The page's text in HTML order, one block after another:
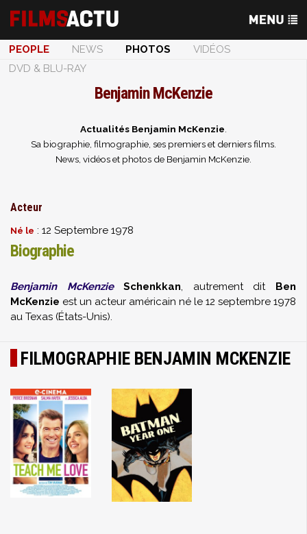
PEOPLE NEWS PHOTOS
VIDÉOS
DVD & BLU-RAY
Benjamin McKenzie
Actualités Benjamin McKenzie
Sa biographie, filmographie, ses premiers et derniers films.
News, vidéos et photos de Benjamin McKenzie.
Acteur
Né le : 12 Septembre 1978
Biographie
Benjamin McKenzieSchenkkan, autrement dit Ben
McKenzie est un acteur américain né le 12 septembre 1978
au Texas (États-Unis).
FILMOGRAPHIE BENJAMIN MCKENZIE